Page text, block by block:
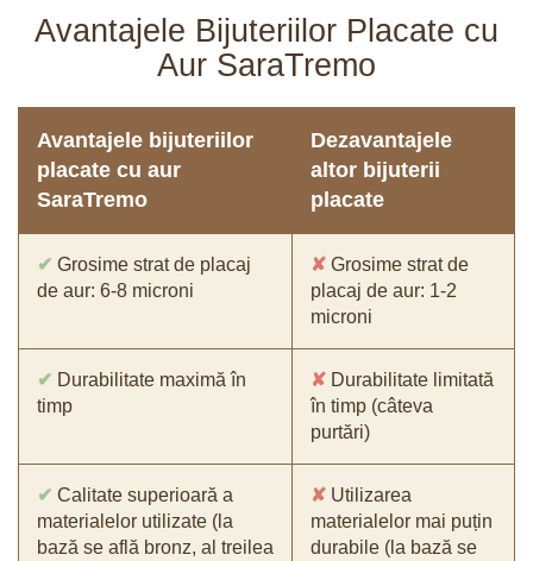
Avantajele Bijuteriilor Placate cu
Aur SaraTremo
Avantajele bijuteriilor
placate cu aur
SaraTremo
Dezavantajele
altor bijuterii
placate
✔ Grosime strat de placaj
de aur: 6-8 microni
✘ Grosime strat de
placaj de aur: 1-2
microni
✔ Durabilitate maximă în
timp
✘ Durabilitate limitată
în timp (câteva
purtări)
✔ Calitate superioară a
materialelor utilizate (la
bază se află bronz, al treilea
✘ Utilizarea
materialelor mai puțin
durabile (la bază se